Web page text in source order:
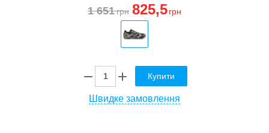
1 651грн 825,5 грн
Купити
Швидке замовлення